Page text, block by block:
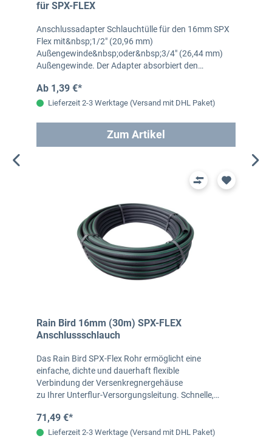
für SPX-FLEX
Anschlussadapter Schlauchtülle für den 16mm SPX
Flex mit&nbsp;1/2" (20,96 mm)
Außengewinde&nbsp;oder&nbsp;3/4" (26,44 mm)
Außengewinde. Der Adapter absorbiert den…
Ab 1,39 €*
Lieferzeit 2-3 Werktage (Versand mit DHL Paket)
Zum Artikel
Rain Bird 16mm (30m) SPX-FLEX
Anschlussschlauch
Das Rain Bird SPX-Flex Rohr ermöglicht eine
einfache, dichte und dauerhaft flexible
Verbindung der Versenkregnergehäuse
zu Ihrer Unterflur-Versorgungsleitung. Schnelle,…
71,49 €*
Lieferzeit 2-3 Werktage (Versand mit DHL Paket)